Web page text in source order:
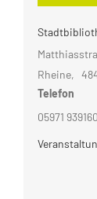
Rheine,
Telefon
05971 939160